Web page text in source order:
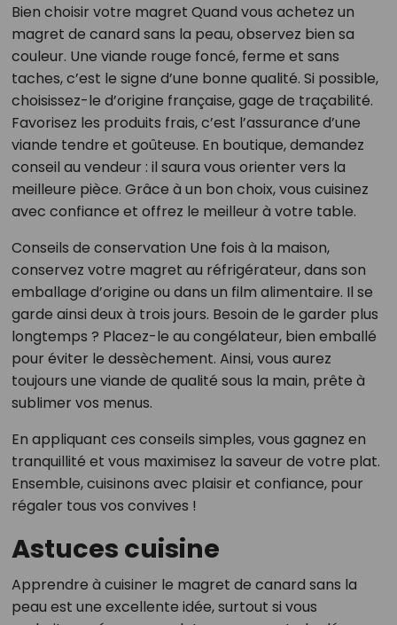
Bien choisir votre magret Quand vous achetez un
magret de canard sans la peau, observez bien sa
couleur. Une viande rouge foncé, ferme et sans
taches, c’est le signe d’une bonne qualité. Si possible,
choisissez-le d’origine française, gage de traçabilité.
Favorisez les produits frais, c’est l’assurance d’une
viande tendre et goûteuse. En boutique, demandez
conseil au vendeur : il saura vous orienter vers la
meilleure pièce. Grâce à un bon choix, vous cuisinez
avec confiance et offrez le meilleur à votre table.
Conseils de conservation Une fois à la maison,
conservez votre magret au réfrigérateur, dans son
emballage d’origine ou dans un film alimentaire. Il se
garde ainsi deux à trois jours. Besoin de le garder plus
longtemps ? Placez-le au congélateur, bien emballé
pour éviter le dessèchement. Ainsi, vous aurez
toujours une viande de qualité sous la main, prête à
sublimer vos menus.
En appliquant ces conseils simples, vous gagnez en
tranquillité et vous maximisez la saveur de votre plat.
Ensemble, cuisinons avec plaisir et confiance, pour
régaler tous vos convives !
Astuces cuisine
Apprendre à cuisiner le magret de canard sans la
peau est une excellente idée, surtout si vous